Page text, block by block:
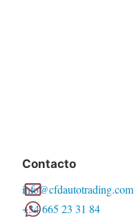
Contacto
info@cfdautotrading.com
+34 665 23 31 84